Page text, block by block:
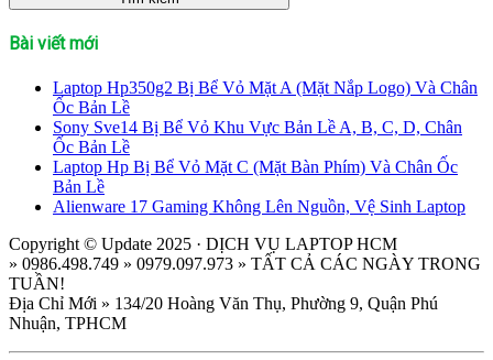
Bài viết mới
Laptop Hp350g2 Bị Bể Vỏ Mặt A (Mặt Nắp Logo) Và Chân
Ốc Bản Lề
Sony Sve14 Bị Bể Vỏ Khu Vực Bản Lề A, B, C, D, Chân
Ốc Bản Lề
Laptop Hp Bị Bể Vỏ Mặt C (Mặt Bàn Phím) Và Chân Ốc
Bản Lề
Alienware 17 Gaming Không Lên Nguồn, Vệ Sinh Laptop
Copyright © Update 2025 · DỊCH VỤ LAPTOP HCM
» 0986.498.749 » 0979.097.973 » TẤT CẢ CÁC NGÀY TRONG
TUẦN!
Địa Chỉ Mới » 134/20 Hoàng Văn Thụ, Phường 9, Quận Phú
Nhuận, TPHCM